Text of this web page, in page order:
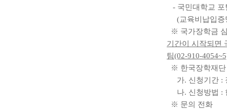
- 국민대학교
(교육비납입
※ 국가장학금
기간이 시작되면
팀(02-910-
※ 한국장학재
가. 신청기간 :
나. 신청방법 :
※ 문의 전화